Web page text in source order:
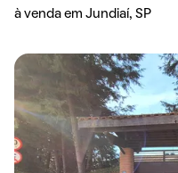
à venda em Jundiaí, SP